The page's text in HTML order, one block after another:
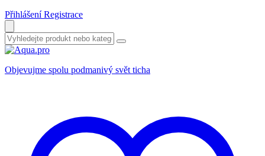
PřihlášeníRegistrace
Objevujme spolu podmanivý svět ticha